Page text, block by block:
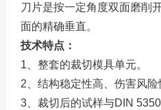
刀片是按一定角度双面磨削
面的精确垂直。
技术特点：
1、整套的裁切模具单元。
2、结构稳定性高、伤害风险
3、裁切后的试样与DIN